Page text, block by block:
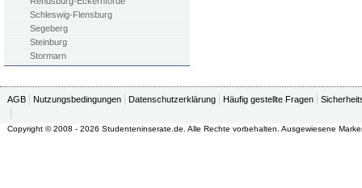
Schleswig-Flensburg
Segeberg
Steinburg
Stormarn
AGB Nutzungsbedingungen Datenschutzerklärung Häufig gestellte Fragen
Copyright © 2008 - 2026 Studenteninserate.de. Alle Rechte vorbehalten. Ausgewiesene